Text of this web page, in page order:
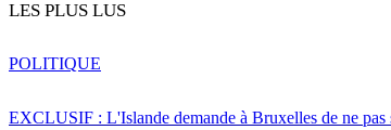
LES PLUS LUS
EXCLUSIF : L'Islande demande à Bruxelles de ne
POLITIQUE